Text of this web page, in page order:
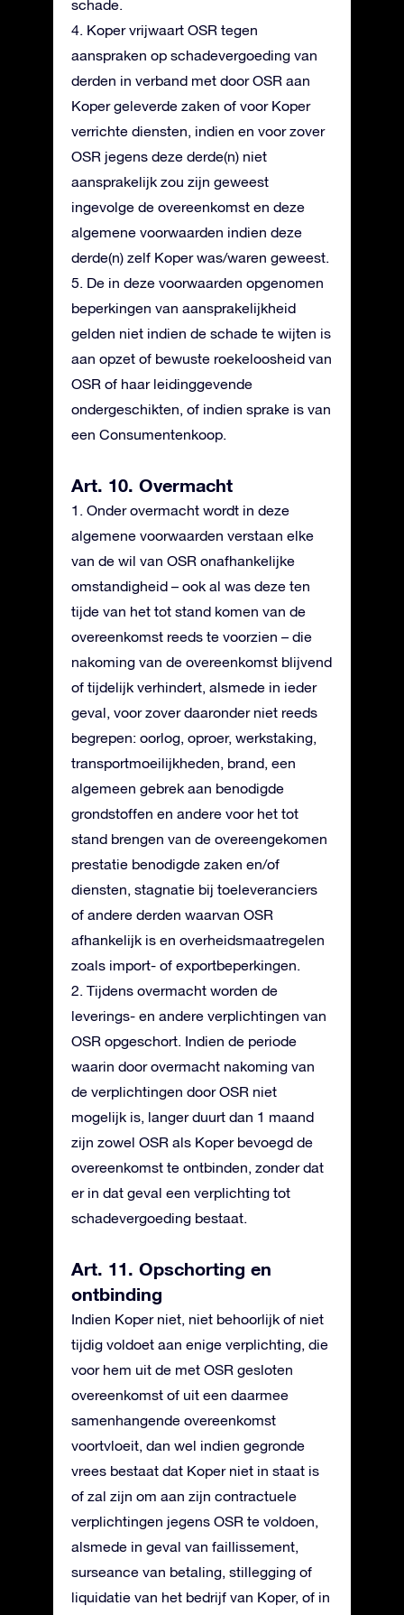
schade.
4. Koper vrijwaart OSR tegen
aanspraken op schadevergoeding van
derden in verband met door OSR aan
Koper geleverde zaken of voor Koper
verrichte diensten, indien en voor zover
OSR jegens deze derde(n) niet
aansprakelijk zou zijn geweest
ingevolge de overeenkomst en deze
algemene voorwaarden indien deze
derde(n) zelf Koper was/waren geweest.
5. De in deze voorwaarden opgenomen
beperkingen van aansprakelijkheid
gelden niet indien de schade te wijten is
aan opzet of bewuste roekeloosheid van
OSR of haar leidinggevende
ondergeschikten, of indien sprake is van
een Consumentenkoop.
Art. 10. Overmacht
1. Onder overmacht wordt in deze
algemene voorwaarden verstaan elke
van de wil van OSR onafhankelijke
omstandigheid – ook al was deze ten
tijde van het tot stand komen van de
overeenkomst reeds te voorzien – die
nakoming van de overeenkomst blijvend
of tijdelijk verhindert, alsmede in ieder
geval, voor zover daaronder niet reeds
begrepen: oorlog, oproer, werkstaking,
transportmoeilijkheden, brand, een
algemeen gebrek aan benodigde
grondstoffen en andere voor het tot
stand brengen van de overeengekomen
prestatie benodigde zaken en/of
diensten, stagnatie bij toeleveranciers
of andere derden waarvan OSR
afhankelijk is en overheidsmaatregelen
zoals import- of exportbeperkingen.
2. Tijdens overmacht worden de
leverings- en andere verplichtingen van
OSR opgeschort. Indien de periode
waarin door overmacht nakoming van
de verplichtingen door OSR niet
mogelijk is, langer duurt dan 1 maand
zijn zowel OSR als Koper bevoegd de
overeenkomst te ontbinden, zonder dat
er in dat geval een verplichting tot
schadevergoeding bestaat.
Art. 11. Opschorting en
ontbinding
Indien Koper niet, niet behoorlijk of niet
tijdig voldoet aan enige verplichting, die
voor hem uit de met OSR gesloten
overeenkomst of uit een daarmee
samenhangende overeenkomst
voortvloeit, dan wel indien gegronde
vrees bestaat dat Koper niet in staat is
of zal zijn om aan zijn contractuele
verplichtingen jegens OSR te voldoen,
alsmede in geval van faillissement,
surseance van betaling, stillegging of
liquidatie van het bedrijf van Koper, of in